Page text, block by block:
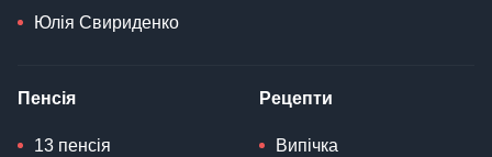
Юлія Свириденко
Пенсія
13 пенсія
Рецепти
Випічка